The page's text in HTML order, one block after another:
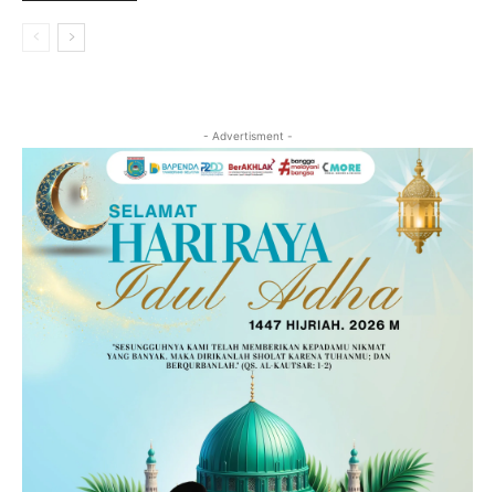
- Advertisment -